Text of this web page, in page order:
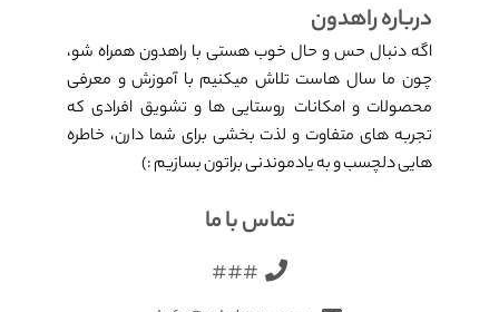
درباره راهدون
اگه دنبال حس و حال خوب هستی با راهدون همراه شو،
چون ما سال هاست تلاش میکنیم با آموزش و معرفی
محصولات و امکانات روستایی ها و تشویق افرادی که
تجربه های متفاوت و لذت بخشی برای شما دارن، خاطره
هایی دلچسب و به یادموندنی براتون بسازیم :)
تماس با ما
###